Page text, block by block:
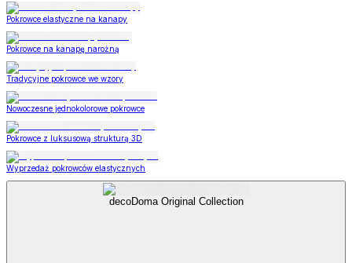
Pokrowce elastyczne na kanapy
Pokrowce na kanapę narożną
Tradycyjne pokrowce we wzory
Nowoczesne jednokolorowe pokrowce
Pokrowce z luksusową strukturą 3D
Wyprzedaż pokrowców elastycznych
decoDoma Original Collection